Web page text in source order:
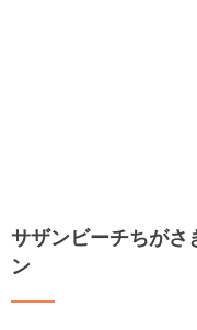
サザンビーチちがさ
ン